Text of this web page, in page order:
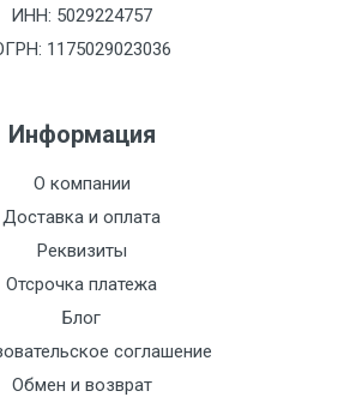
ИНН: 5029224757
1175029023036
Информация
О компании
Доставка и оплата
Реквизиты
Отсрочка платежа
Блог
соглашение
Обмен и возврат